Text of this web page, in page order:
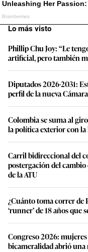
Lo más visto
Phillip Chu Joy: “Le
artificial, pero también
Diputados 2026-2031:
perfil de la nueva
Colombia se suma al
la política exterior con la
Carril bidireccional del
postergación del cambio
de la ATU
¿Cuánto toma correr de
‘runner’ de 18 años que
Congreso 2026:
bicameralidad abrió una